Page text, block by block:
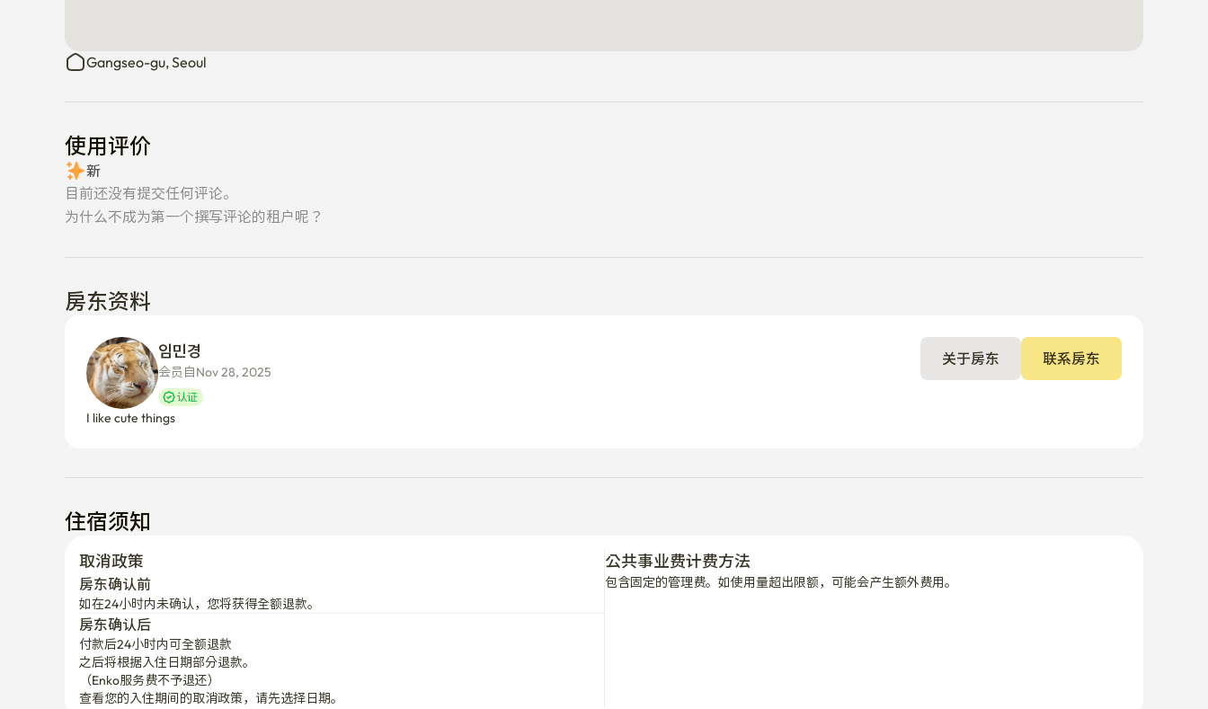
Gangseo-gu, Seoul
使用评价
新
目前还没有提交任何评论。
为什么不成为第一个撰写评论的租户呢？
房东资料
会员自Nov 28, 2025
认证
关于房东 联系房东
I like cute things
住宿须知
取消政策
房东确认前
如在24小时内未确认，您将获得全额退款。
房东确认后
付款后24小时内可全额退款
之后将根据入住日期部分退款。
（Enko服务费不予退还）
查看您的入住期间的取消政策，请先选择日期。
公共事业费计费方法
包含固定的管理费。如使用量超出限额，可能会产生额外费用。